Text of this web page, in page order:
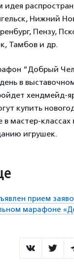
идея
Нижний
Пензу,
Тамбов и др.
“Добрый
в
хендмейд-
купить
в мастер-классах
игрушек.
прием
марафоне